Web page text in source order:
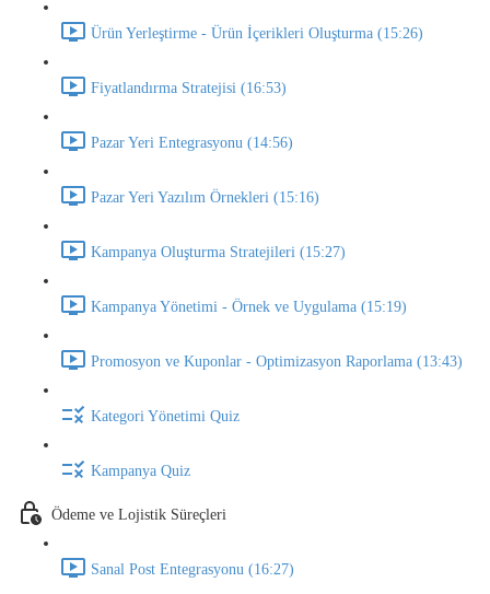
Ürün Yerleştirme - Ürün İçerikleri Oluşturma (15:26)
Fiyatlandırma Stratejisi (16:53)
Pazar Yeri Entegrasyonu (14:56)
Pazar Yeri Yazılım Örnekleri (15:16)
Kampanya Oluşturma Stratejileri (15:27)
Kampanya Yönetimi - Örnek ve Uygulama (15:19)
Promosyon ve Kuponlar - Optimizasyon Raporlama (13:43)
Kategori Yönetimi Quiz
Kampanya Quiz
Ödeme ve Lojistik Süreçleri
Sanal Post Entegrasyonu (16:27)